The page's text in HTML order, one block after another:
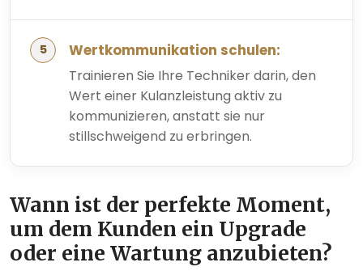
Wertkommunikation schulen:
Trainieren Sie Ihre Techniker darin, den
Wert einer Kulanzleistung aktiv zu
kommunizieren, anstatt sie nur
stillschweigend zu erbringen.
Wann ist der perfekte Moment,
um dem Kunden ein Upgrade
oder eine Wartung anzubieten?